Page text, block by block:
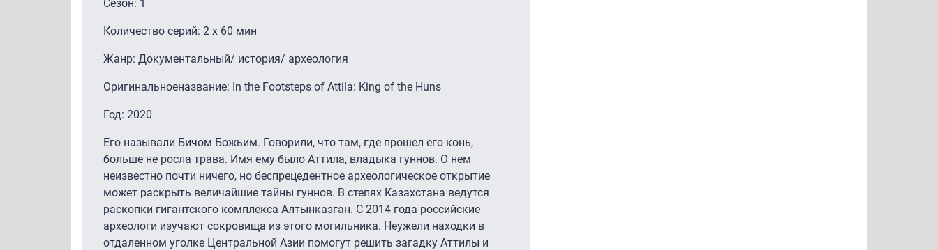
Сезон: 1
Количество серий: 2 x 60 мин
Жанр: Документальный/ история/ археология
Оригинальноеназвание: In the Footsteps of Attila: King of the Huns
Год: 2020
Его называли Бичом Божьим. Говорили, что там, где прошел его конь,
больше не росла трава. Имя ему было Аттила, владыка гуннов. О нем
неизвестно почти ничего, но беспрецедентное археологическое открытие
может раскрыть величайшие тайны гуннов. В степях Казахстана ведутся
раскопки гигантского комплекса Алтынказган. С 2014 года российские
археологи изучают сокровища из этого могильника. Неужели находки в
отдаленном уголке Центральной Азии помогут решить загадку Аттилы и